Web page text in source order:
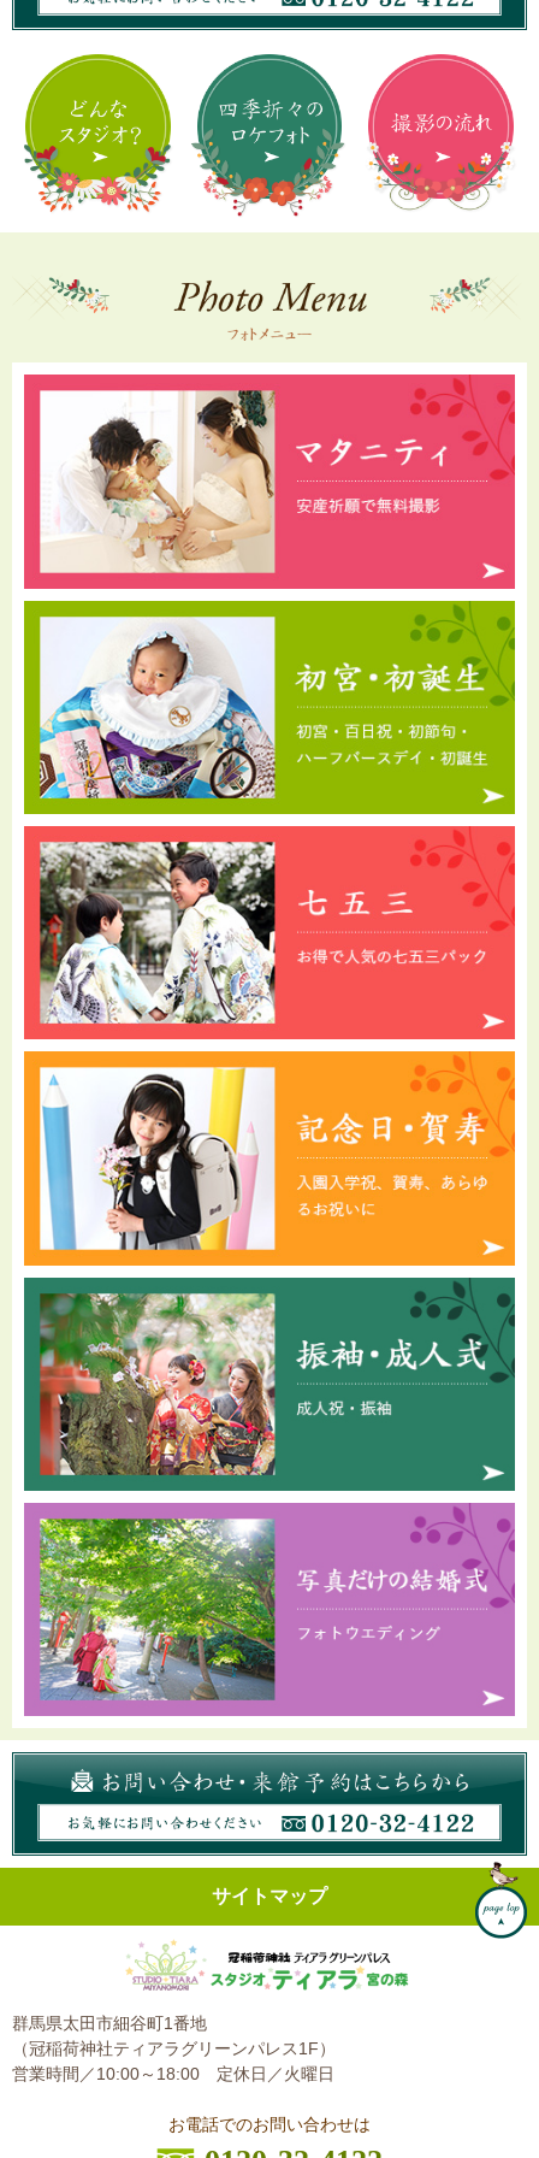
サイトマップ
群馬県太田市細谷町1番地
（冠稲荷神社ティアラグリーンパレス1F）
営業時間／10:00～18:00 定休日／火曜日
お電話でのお問い合わせは